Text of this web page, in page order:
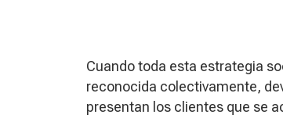
Cuando toda esta estrategia
reconocida colectivamente,
presentan los clientes que se